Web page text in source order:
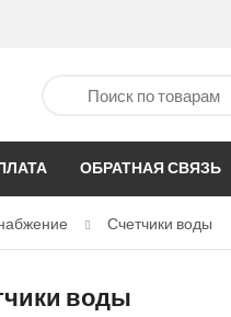
ОБРАТНАЯ СВЯЗЬ
Счетчики воды
воды